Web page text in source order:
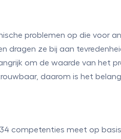
problemen op die voor
dragen ze bij aan
om de waarde van het
daarom is het
34 competenties meet op